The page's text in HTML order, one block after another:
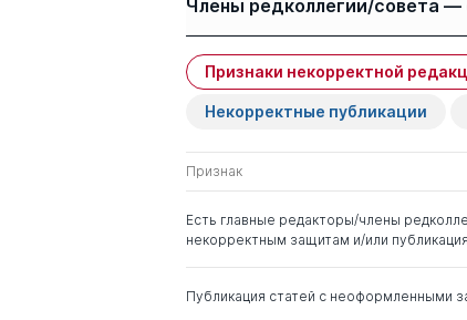
Члены редколлегии/совета
Имя
Викторович
Максимцев Игорь
Анатольевич
д. э.н.
Комилов Сироджиддин
Джалолиддинович
д. э.н.
Признаки некорректной
Некорректные публикации
Признак
Есть главные редакторы/члены
некорректным защитам и/или
Публикация статей с неоформленными